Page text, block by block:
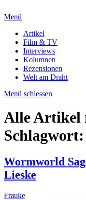
Menü
Artikel
Film & TV
Interviews
Kolumnen
Rezensionen
Welt am Draht
Menü schiessen
Alle Artikel
Schlagwort:
Wormworld
Lieske
Frauke